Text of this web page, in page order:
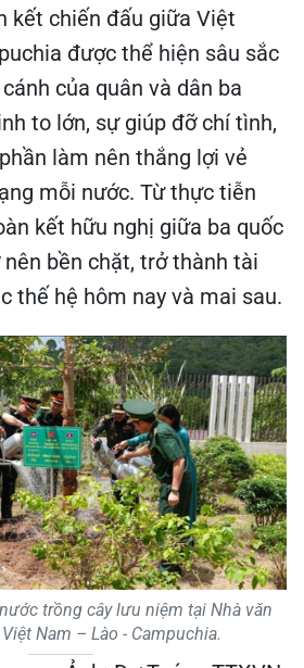
kết chiến đấu giữa Việt
được thể hiện sâu sắc
của quân và dân ba
to lớn, sự giúp đỡ chí tình,
làm nên thắng lợi vẻ
mỗi nước. Từ thực tiễn
kết hữu nghị giữa ba quốc
bền chặt, trở thành tài
thế hệ hôm nay và mai sau.
trồng cây lưu niệm tại Nhà văn
Nam – Lào - Campuchia.